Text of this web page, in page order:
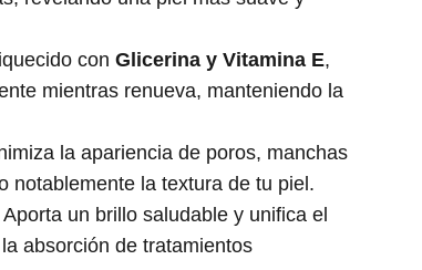
con Glicerina y Vitamina E,
mientras renueva, manteniendo la
la apariencia de poros, manchas
notablemente la textura de tu piel.
Aporta un brillo saludable y unifica el
absorción de tratamientos